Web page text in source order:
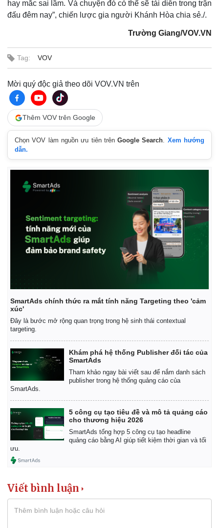
Kinh tế
Bất động sản
Thị trường
Giá vàng
Tiêu dùng
Tỷ giá
Giá cà phê
hay mắc sai lầm. Và chuyện đó có thể sẽ tái diễn trong trận
đấu đêm nay”, chiến lược gia người Khánh Hòa chia sẻ./.
Trường Giang/VOV.VN
Tag: VOV
Mời quý độc giả theo dõi VOV.VN trên
Thêm VOV trên Google
Chọn VOV làm nguồn ưu tiên trênGoogle Search. Xem hướng
dẫn.
SmartAds chính thức ra mắt tính năng Targeting theo 'cảm
xúc'
Đây là bước mở rộng quan trọng trong hệ sinh thái contextual
targeting.
Khám phá hệ thống Publisher đối tác của
SmartAds
Tham khảo ngay bài viết sau để nắm danh sách
publisher trong hệ thống quảng cáo của
SmartAds.
5 công cụ tạo tiêu đề và mô tả quảng cáo
cho thương hiệu 2026
SmartAds tổng hợp 5 công cụ tạo headline
quảng cáo bằng AI giúp tiết kiệm thời gian và tối
ưu.
Viết bình luận